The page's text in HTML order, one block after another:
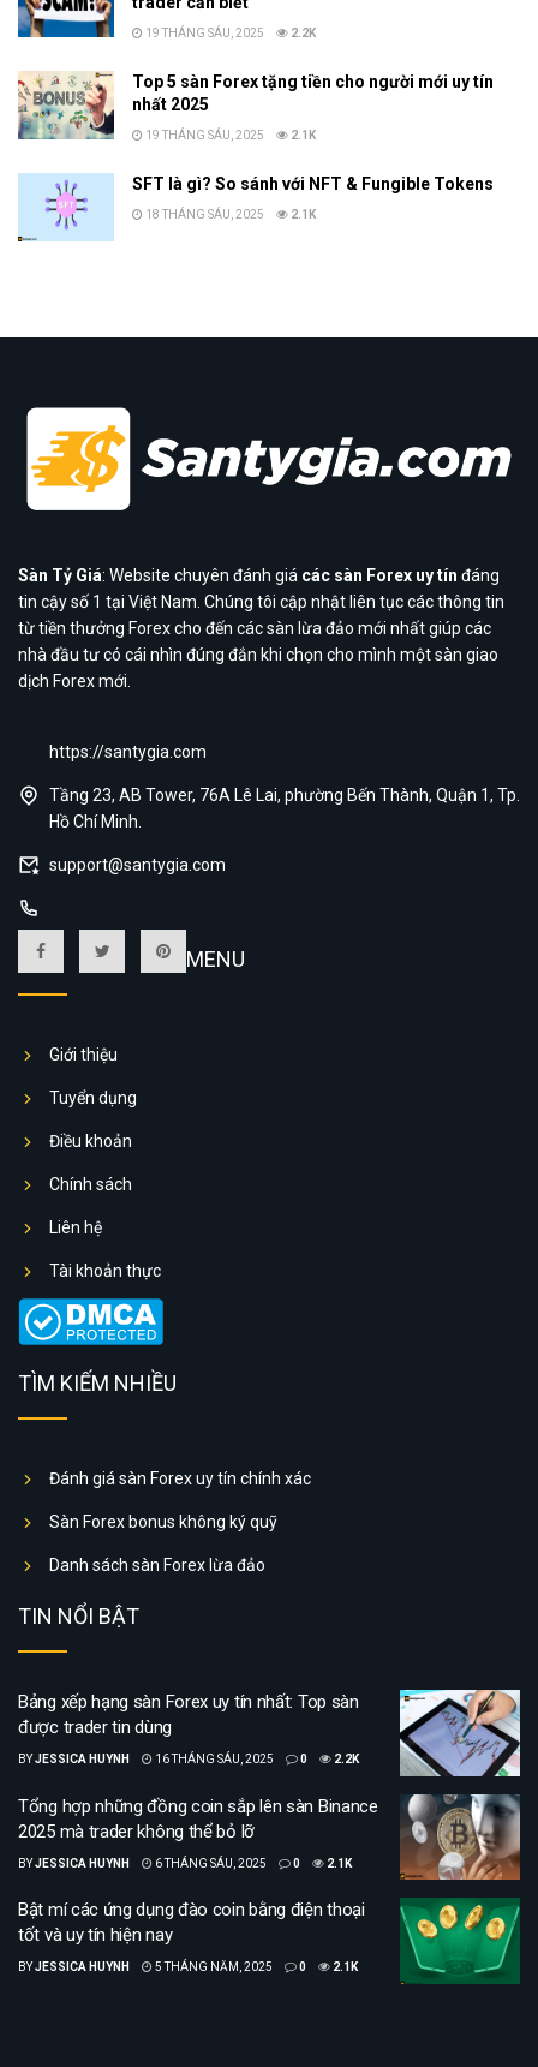
19 THÁNG SÁU, 2025 2.2K
Top 5 sàn Forex tặng tiền cho người mới uy tín
nhất 2025
19 THÁNG SÁU, 2025 2.1K
SFT là gì? So sánh với NFT & Fungible Tokens
18 THÁNG SÁU, 2025 2.1K
Sàn Tỷ Giá: Website chuyên đánh giá các sàn Forex uy tín đáng
tin cậy số 1 tại Việt Nam. Chúng tôi cập nhật liên tục các thông tin
từ tiền thưởng Forex cho đến các sàn lừa đảo mới nhất giúp các
nhà đầu tư có cái nhìn đúng đắn khi chọn cho mình một sàn giao
dịch Forex mới.
https://santygia.com
Tầng 23, AB Tower, 76A Lê Lai, phường Bến Thành, Quận 1, Tp.
Hồ Chí Minh.
support@santygia.com
MENU
Giới thiệu
Tuyển dụng
Điều khoản
Chính sách
Liên hệ
Tài khoản thực
TÌM KIẾM NHIỀU
Đánh giá sàn Forex uy tín chính xác
Sàn Forex bonus không ký quỹ
Danh sách sàn Forex lừa đảo
TIN NỔI BẬT
Bảng xếp hạng sàn Forex uy tín nhất: Top sàn
được trader tin dùng
BYJESSICA HUYNH 16 THÁNG SÁU, 2025 0 2.2K
Tổng hợp những đồng coin sắp lên sàn Binance
2025 mà trader không thể bỏ lỡ
BYJESSICA HUYNH 6 THÁNG SÁU, 2025 0 2.1K
Bật mí các ứng dụng đào coin bằng điện thoại
tốt và uy tín hiện nay
BYJESSICA HUYNH 5 THÁNG NĂM, 2025 0 2.1K